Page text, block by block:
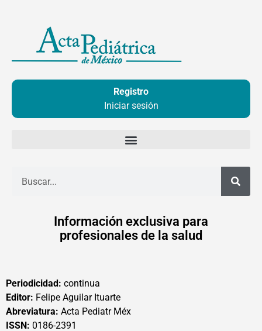
contenido
Registro
Iniciar sesión
Información exclusiva para
profesionales de la salud
Periodicidad: continua
Editor: Felipe Aguilar Ituarte
Abreviatura: Acta Pediatr Méx
ISSN: 0186-2391